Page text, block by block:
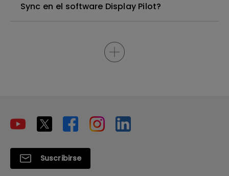
Sync en el software Display Pilot?
Suscribirse